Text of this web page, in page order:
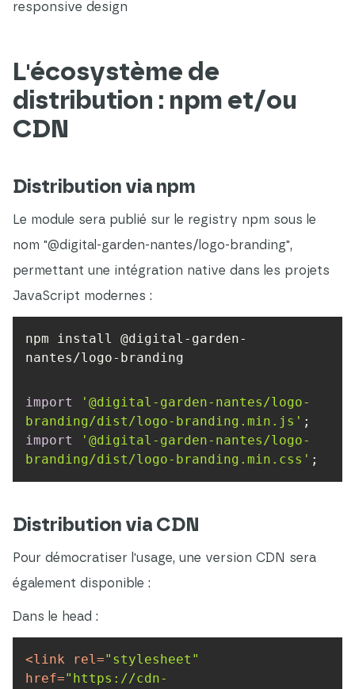
responsive design
L'écosystème de
distribution : npm et/ou
CDN
Distribution via npm
Le module sera publié sur le registry npm sous le
nom "@digital-garden-nantes/logo-branding",
permettant une intégration native dans les projets
JavaScript modernes :
npm install @digital-garden-
nantes/logo-branding
import
'@digital-garden-nantes/logo-
branding/dist/logo-branding.min.js'
import
'@digital-garden-nantes/logo-
branding/dist/logo-branding.min.css' ;
Distribution via CDN
Pour démocratiser l'usage, une version CDN sera
également disponible :
Dans le head :
<link rel="stylesheet"
href="https://cdn-